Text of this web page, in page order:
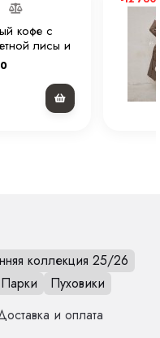
кофе с
лисы и
см. ХМ
коллекция 25/26
Парки
Пуховики
и оплата